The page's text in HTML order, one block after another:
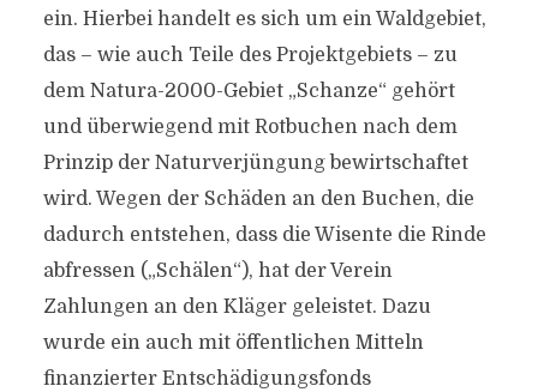
ein. Hierbei handelt es sich um ein Waldgebiet,
das – wie auch Teile des Projektgebiets – zu
dem Natura-2000-Gebiet „Schanze“ gehört
und überwiegend mit Rotbuchen nach dem
Prinzip der Naturverjüngung bewirtschaftet
wird. Wegen der Schäden an den Buchen, die
dadurch entstehen, dass die Wisente die Rinde
abfressen („Schälen“), hat der Verein
Zahlungen an den Kläger geleistet. Dazu
wurde ein auch mit öffentlichen Mitteln
finanzierter Entschädigungsfonds